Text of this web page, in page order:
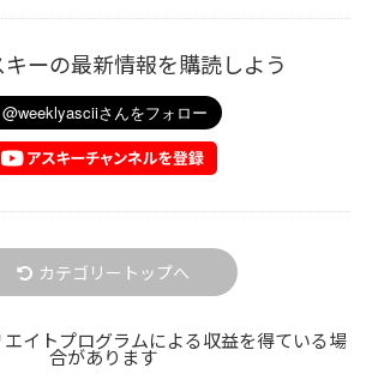
ーの最新情報を購読しよう
カテゴリートップへ
イトプログラムによる収益を得ている場
合があります